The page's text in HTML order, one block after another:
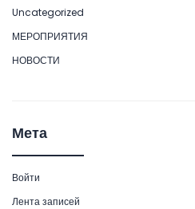
Uncategorized
МЕРОПРИЯТИЯ
НОВОСТИ
Мета
Войти
Лента записей